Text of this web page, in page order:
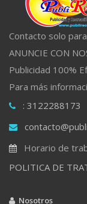
Contacto solo
ANUNCIE CON
Publicidad 100%
Para más
: 3122288173
Horario de
POLITICA DE
Nosotros